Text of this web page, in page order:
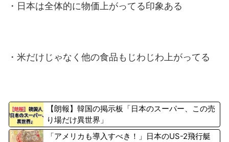
・日本は全体的に物価上がってる印象ある
・米だけじゃなく他の食品もじわじわ上がってる
【朗報】韓国の掲示板「日本のスーパー、この売
り場だけ異世界」
「アメリカも導入すべき！」日本のUS-2飛行艇